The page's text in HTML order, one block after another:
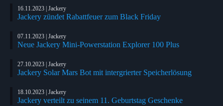
16.11.2023 | Jackery
Jackery zündet Rabattfeuer zum Black Friday
07.11.2023 | Jackery
Neue Jackery Mini-Powerstation Explorer 100 Plus
27.10.2023 | Jackery
Jackery Solar Mars Bot mit intergrierter Speicherlösung
18.10.2023 | Jackery
Jackery verteilt zu seinem 11. Geburtstag Geschenke